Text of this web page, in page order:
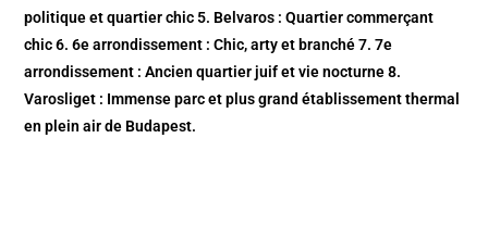
politique et quartier chic 5. Belvaros : Quartier commerçant
chic 6. 6e arrondissement : Chic, arty et branché 7. 7e
arrondissement : Ancien quartier juif et vie nocturne 8.
Varosliget : Immense parc et plus grand établissement thermal
en plein air de Budapest.